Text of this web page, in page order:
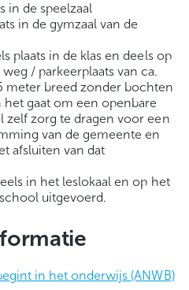
in de speelzaal
in de gymzaal van de
plaats in de klas en deels op
/ parkeerplaats van ca.
meter breed zonder bochten
gaat om een openbare
zelf zorg te dragen voor een
van de gemeente en
afsluiten van dat
in het leslokaal en op het
uitgevoerd.
in het onderwijs (ANWB)